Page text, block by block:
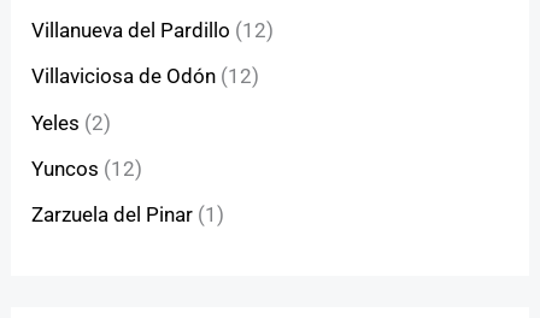
Villanueva del Pardillo (12)
Villaviciosa de Odón (12)
Yeles (2)
Yuncos (12)
Zarzuela del Pinar (1)